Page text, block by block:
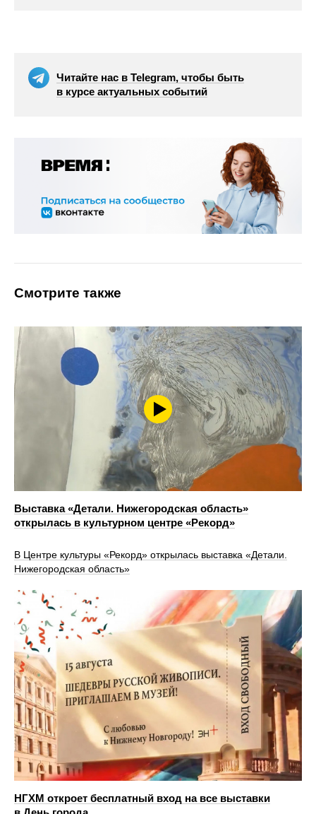
Читайте нас в Telegram, чтобы быть
в курсе актуальных событий
Смотрите также
Выставка «Детали. Нижегородская область»
открылась в культурном центре «Рекорд»
В Центре культуры «Рекорд» открылась выставка «Детали.
Нижегородская область»
НГХМ откроет бесплатный вход на все выставки